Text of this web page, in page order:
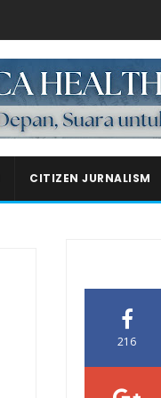
CITIZEN JURNALISM
216